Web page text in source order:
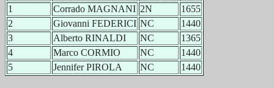
1
Corrado MAGNANI 2N
1655
2
Giovanni FEDERICI NC
1440
3
Alberto RINALDI NC
1365
4
Marco CORMIO NC
1440
5
Jennifer PIROLA NC 1440